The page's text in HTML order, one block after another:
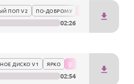
ПОП V2 ПО-ДОБРОМУ
02:26
ДИСКО V1 ЯРКО
02:54